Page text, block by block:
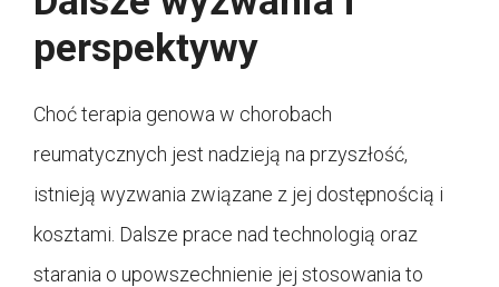
perspektywy
Choć terapia genowa w chorobach
reumatycznych jest nadzieją na przyszłość,
istnieją wyzwania związane z jej dostępnością i
kosztami. Dalsze prace nad technologią oraz
starania o upowszechnienie jej stosowania to